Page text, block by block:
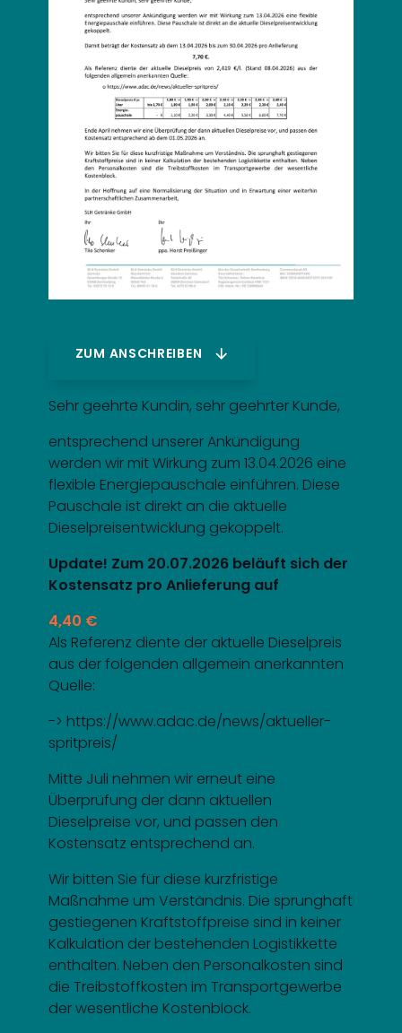
ZUM ANSCHREIBEN
Sehr geehrte Kundin, sehr geehrter Kunde,
entsprechend unserer Ankündigung
werden wir mit Wirkung zum 13.04.2026 eine
flexible Energiepauschale einführen. Diese
Pauschale ist direkt an die aktuelle
Dieselpreisentwicklung gekoppelt.
Update! Zum 20.07.2026 beläuft sich der
Kostensatz pro Anlieferung auf
4,40 €
Als Referenz diente der aktuelle Dieselpreis
aus der folgenden allgemein anerkannten
Quelle:
-> https://www.adac.de/news/aktueller-
spritpreis/
Mitte Juli nehmen wir erneut eine
Überprüfung der dann aktuellen
Dieselpreise vor, und passen den
Kostensatz entsprechend an.
Wir bitten Sie für diese kurzfristige
Maßnahme um Verständnis. Die sprunghaft
gestiegenen Kraftstoffpreise sind in keiner
Kalkulation der bestehenden Logistikkette
enthalten. Neben den Personalkosten sind
die Treibstoffkosten im Transportgewerbe
der wesentliche Kostenblock.